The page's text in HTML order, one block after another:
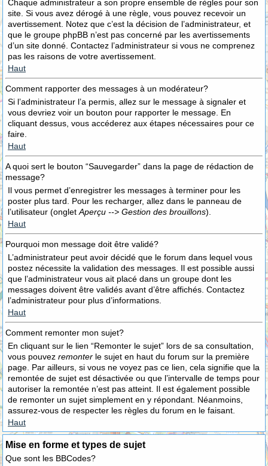
Chaque administrateur a son propre ensemble de règles pour son
site. Si vous avez dérogé à une règle, vous pouvez recevoir un
avertissement. Notez que c’est la décision de l’administrateur, et
que le groupe phpBB n’est pas concerné par les avertissements
d’un site donné. Contactez l’administrateur si vous ne comprenez
pas les raisons de votre avertissement.
Haut
Comment rapporter des messages à un modérateur?
Si l’administrateur l’a permis, allez sur le message à signaler et
vous devriez voir un bouton pour rapporter le message. En
cliquant dessus, vous accéderez aux étapes nécessaires pour ce
faire.
Haut
A quoi sert le bouton “Sauvegarder” dans la page de rédaction de
message?
Il vous permet d’enregistrer les messages à terminer pour les
poster plus tard. Pour les recharger, allez dans le panneau de
l’utilisateur (onglet Aperçu --> Gestion des brouillons).
Haut
Pourquoi mon message doit être validé?
L’administrateur peut avoir décidé que le forum dans lequel vous
postez nécessite la validation des messages. Il est possible aussi
que l’administrateur vous ait placé dans un groupe dont les
messages doivent être validés avant d’être affichés. Contactez
l’administrateur pour plus d’informations.
Haut
Comment remonter mon sujet?
En cliquant sur le lien “Remonter le sujet” lors de sa consultation,
vous pouvez remonter le sujet en haut du forum sur la première
page. Par ailleurs, si vous ne voyez pas ce lien, cela signifie que la
remontée de sujet est désactivée ou que l’intervalle de temps pour
autoriser la remontée n’est pas atteint. Il est également possible
de remonter un sujet simplement en y répondant. Néanmoins,
assurez-vous de respecter les règles du forum en le faisant.
Haut
Mise en forme et types de sujet
Que sont les BBCodes?